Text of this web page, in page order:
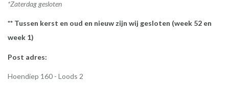
*Zaterdag gesloten
** Tussen kerst en oud en nieuw zijn wij gesloten (week 52 en
week 1)
Post adres:
Hoendiep 160 - Loods 2